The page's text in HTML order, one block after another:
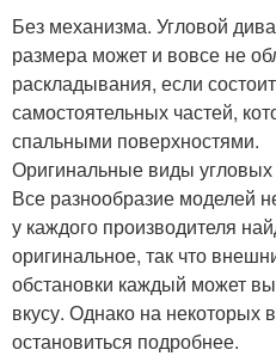
Без механизма. Угловой
размера может и вовсе не
раскладывания, если
самостоятельных частей,
спальными поверхностями.
Оригинальные виды угловых
Все разнообразие моделей
у каждого производителя
оригинальное, так что
обстановки каждый может
вкусу. Однако на некоторых
остановиться подробнее.